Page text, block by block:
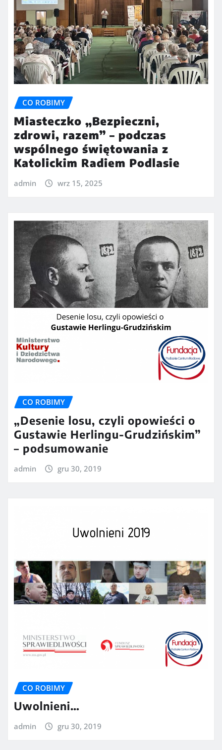
CO ROBIMY
Miasteczko „Bezpieczni,
zdrowi, razem” – podczas
wspólnego świętowania z
Katolickim Radiem Podlasie
admin wrz 15, 2025
CO ROBIMY
„Desenie losu, czyli opowieści o
Gustawie Herlingu-Grudzińskim”
– podsumowanie
admin gru 30, 2019
CO ROBIMY
Uwolnieni…
admin gru 30, 2019